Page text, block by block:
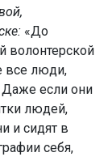
«До
волонтерской
все люди,
если они
людей,
и сидят в
себя,